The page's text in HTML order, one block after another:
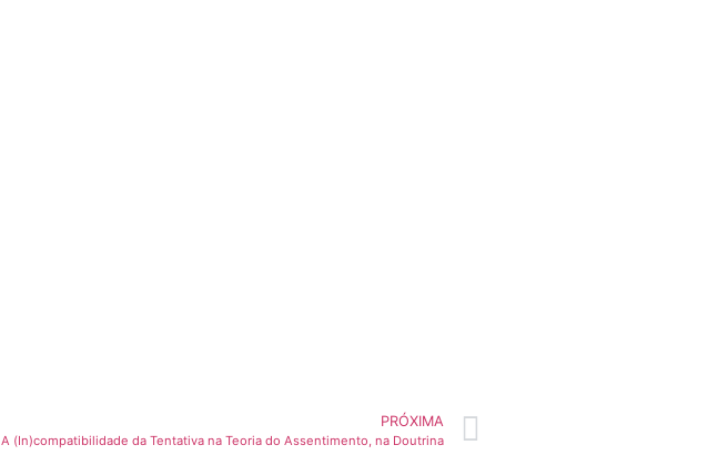
PRÓXIMA
A (In)compatibilidade da Tentativa na Teoria do Assentimento, na Doutrina